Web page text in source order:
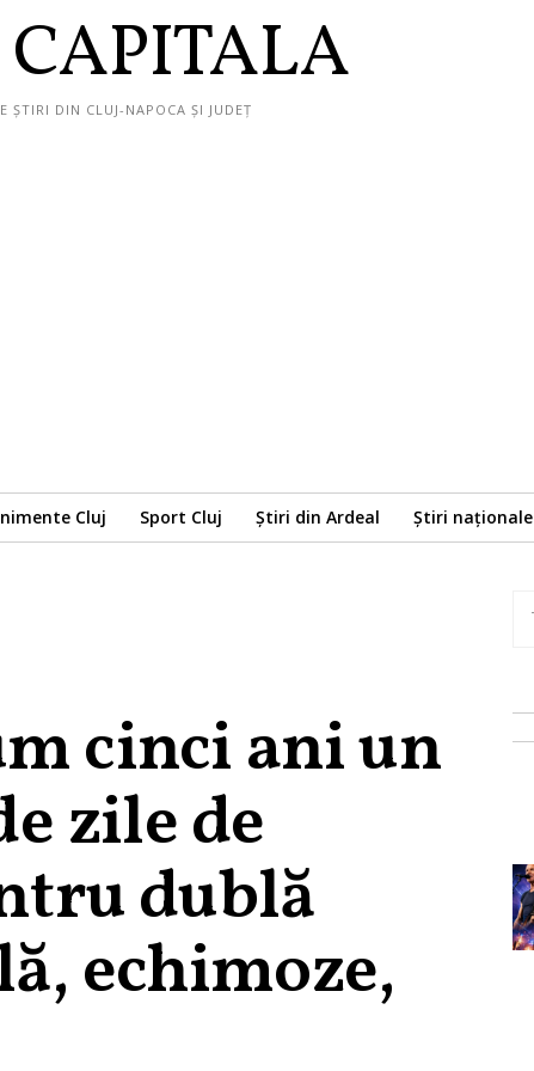
CAPITALA
ȘTIRI DIN CLUJ-NAPOCA ȘI JUDEȚ
Cluj Sport Cluj Știri din Ardeal Știri naționale
cinci ani un
zile de
dublă
echimoze,